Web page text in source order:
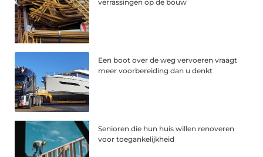
verrassingen op de bouw
Een boot over de weg vervoeren vraagt
meer voorbereiding dan u denkt
Senioren die hun huis willen renoveren
voor toegankelijkheid